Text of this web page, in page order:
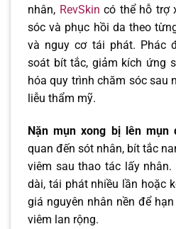
nhân, RevSkin có thể hỗ trợ
sóc và phục hồi da theo
và nguy cơ tái phát. Phác
soát bít tắc, giảm kích ứng
hóa quy trình chăm sóc sau
liễu thẩm mỹ.
Nặn mụn xong bị lên mụn
quan đến sót nhân, bít tắc
viêm sau thao tác lấy
dài, tái phát nhiều lần hoặc
giá nguyên nhân nền để
viêm lan rộng.